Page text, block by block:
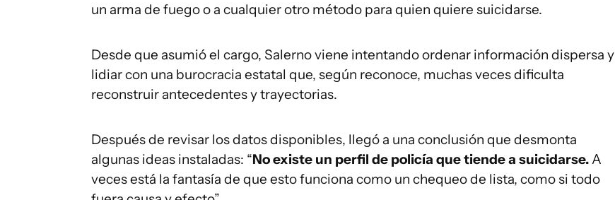
un arma de fuego o a cualquier otro método para quien quiere suicidarse.
Desde que asumió el cargo, Salerno viene intentando ordenar información dispersa y
lidiar con una burocracia estatal que, según reconoce, muchas veces dificulta
reconstruir antecedentes y trayectorias.
Después de revisar los datos disponibles, llegó a una conclusión que desmonta
algunas ideas instaladas: “No existe un perfil de policía que tiende a suicidarse.A
veces está la fantasía de que esto funciona como un chequeo de lista, como si todo